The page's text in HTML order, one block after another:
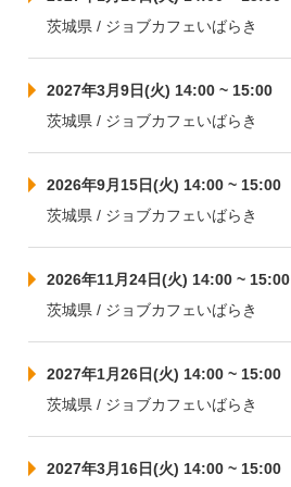
茨城県 / ジョブカフェいばらき
2027年3月9日(火) 14:00 ~ 15:00
茨城県 / ジョブカフェいばらき
2026年9月15日(火) 14:00 ~ 15:00
茨城県 / ジョブカフェいばらき
2026年11月24日(火) 14:00 ~ 15:00
茨城県 / ジョブカフェいばらき
2027年1月26日(火) 14:00 ~ 15:00
茨城県 / ジョブカフェいばらき
2027年3月16日(火) 14:00 ~ 15:00